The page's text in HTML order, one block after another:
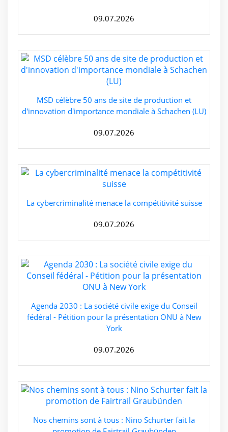
09.07.2026
MSD célèbre 50 ans de site de production et
d'innovation d'importance mondiale à Schachen (LU)
09.07.2026
La cybercriminalité menace la compétitivité suisse
09.07.2026
Agenda 2030 : La société civile exige du Conseil
fédéral - Pétition pour la présentation ONU à New
York
09.07.2026
Nos chemins sont à tous : Nino Schurter fait la